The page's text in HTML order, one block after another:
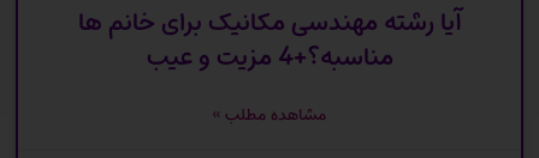
آیا رشته مهندسی مکانیک برای خانم ها
مناسبه؟+4 مزیت و عیب
مشاهده مطلب »